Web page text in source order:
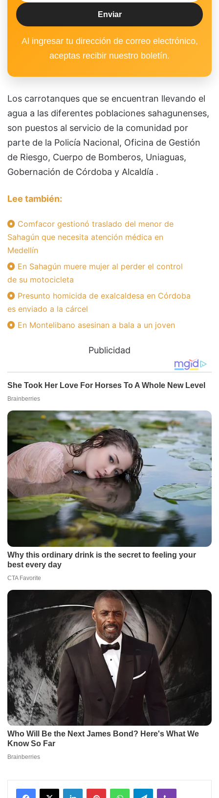
Al ingresar tu dirección de correo electrónico,
aceptas recibir nuestro boletín.
Los carrotanques que se encuentran llevando el
agua a las diferentes poblaciones sahagunenses,
son puestos al servicio de la comunidad por
parte de la Policía Nacional, Oficina de Gestión
de Riesgo, Cuerpo de Bomberos, Uniaguas,
Gobernación de Córdoba y Alcaldía .
Lee también:
Comfacor gestionó traslado del menor de
Sahagún que necesita atención médica en
Medellín
En Sahagún muere mujer al perder el control
de su motocicleta
Presunto homicida de exalcaldesa en Córdoba
es enviado a la cárcel
En Montelibano asesinan a bala a un joven
Publicidad
Facebook
X LinkedInPinterestWhatsAppTelegramViber